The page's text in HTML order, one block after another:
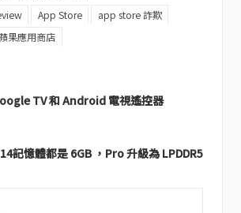
App Store
app store 詐欺
果應用商店
TV 和 Android 電視遙控器
記憶體都是 6GB ，Pro 升級為 LPDDR5